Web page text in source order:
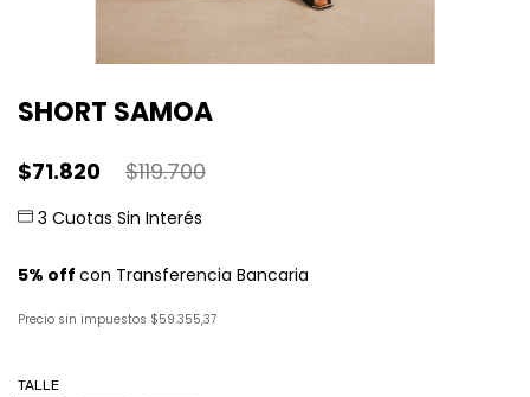
SHORT SAMOA
$71.820 $119.700
Precio sin impuestos $59.355,37
TALLE